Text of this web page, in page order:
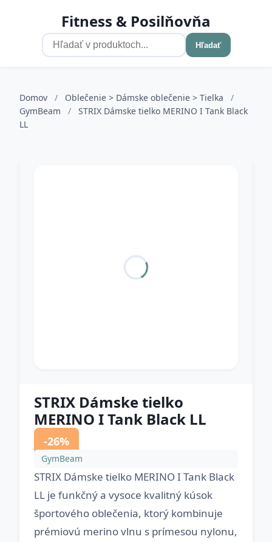
Fitness & Posilňovňa
Hľadať
Domov / Oblečenie > Dámske oblečenie > Tielka
/
GymBeam
/
STRIX Dámske tielko MERINO I Tank Black
LL
STRIX Dámske tielko
MERINO I Tank Black LL
-26%
GymBeam
STRIX Dámske tielko MERINO I Tank Black
LL je funkčný a vysoce kvalitný kúsok
športového oblečenia, ktorý kombinuje
prémiovú merino vlnu s prímesou nylonu,